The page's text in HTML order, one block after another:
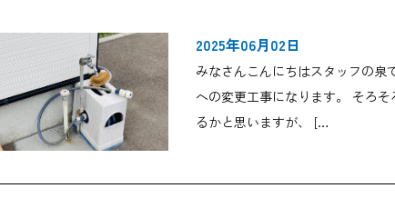
2025年06月02日
みなさんこんにちはスタッフの
への変更工事になります。 そろ
るかと思いますが、 […